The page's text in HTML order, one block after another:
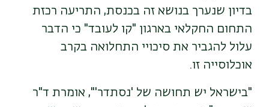
בדיון שנערך בנושא זה בכנסת, התריעה רכזת
התחום החקלאי בארגון "קו לעובד" כי הדבר
עלול להגביר את סיכויי התחלואה בקרב
אוכלוסייה זו.
"בישראל יש תחושה של 'נסתדר'", אומרת ד"ר